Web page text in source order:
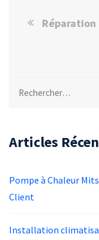
Réparation
Rechercher :
Articles
Pompe à Chaleur
Client
Installation